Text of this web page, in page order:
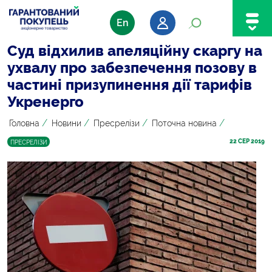
En
Суд відхилив апеляційну скаргу на
ухвалу про забезпечення позову в
частині призупинення дії тарифів
Укренерго
Головна / Новини / Пресрелізи / Поточна новина /
ПРЕСРЕЛІЗИ 22 СЕР 2019